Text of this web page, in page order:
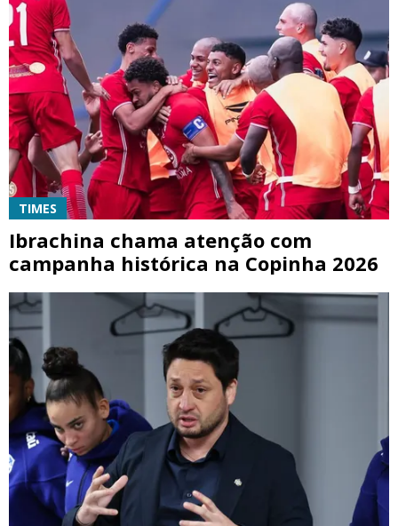
TIMES
Ibrachina chama atenção com
campanha histórica na Copinha 2026